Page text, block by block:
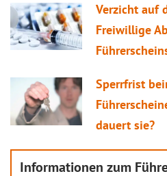
Verzicht auf
Freiwillige
Sperrfrist
dauert sie?
Informationen zum